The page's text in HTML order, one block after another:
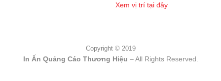
Xem vị trí tại đây
Copyright © 2019
In Ấn Quảng Cáo Thương Hiệu – All Rights Reserved.